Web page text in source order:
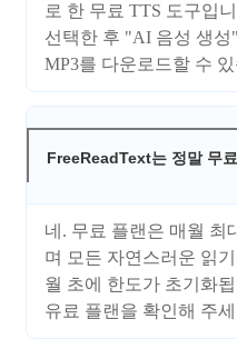
로 한 무료 TTS 도구입
선택한 후 "AI 음성 생성
MP3를 다운로드할 수
FreeReadText는 정말 무
네. 무료 플랜은 매월 최
며 모든 자연스러운 읽
월 초에 한도가 초기화
유료 플랜을 확인해 주